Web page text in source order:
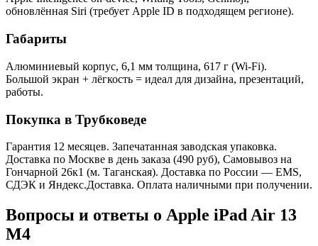
обновлённая Siri (требует Apple ID в подходящем регионе).
Габариты
Алюминиевый корпус, 6,1 мм толщина, 617 г (Wi-Fi).
Большой экран + лёгкость = идеал для дизайна, презентаций,
работы.
Покупка в Трубковеде
Гарантия 12 месяцев. Запечатанная заводская упаковка.
Доставка по Москве в день заказа (490 руб), Самовывоз на
Гончарной 26к1 (м. Таганская). Доставка по России — EMS,
СДЭК и Яндекс.Доставка. Оплата наличными при получении.
Вопросы и ответы о Apple iPad Air 13
M4